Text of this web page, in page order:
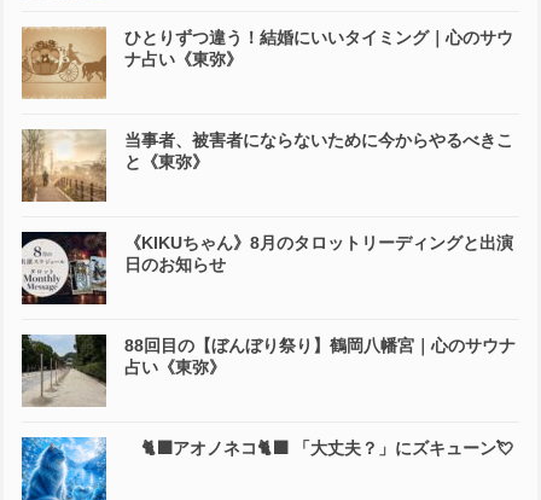
ひとりずつ違う！結婚にいいタイミング｜心のサウ
ナ占い《東弥》
当事者、被害者にならないために今からやるべきこ
と《東弥》
《KIKUちゃん》8月のタロットリーディングと出演
日のお知らせ
88回目の【ぼんぼり祭り】鶴岡八幡宮｜心のサウナ
占い《東弥》
🐈‍⬛アオノネコ🐈‍⬛ 「大丈夫？」にズキューン💘